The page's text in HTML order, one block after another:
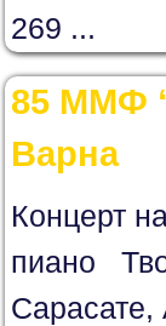
269 ...
85 ММФ
Варна
Концерт
пиано